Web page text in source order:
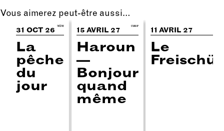
Vous aimerez peut-être aussi…
31 OCT 26 THÉÂTRE
La
pêche
du
jour
15 AVRIL 27 STAND-UP
Haroun
—
Bonjour
quand
même
11 AVRIL 27
Le